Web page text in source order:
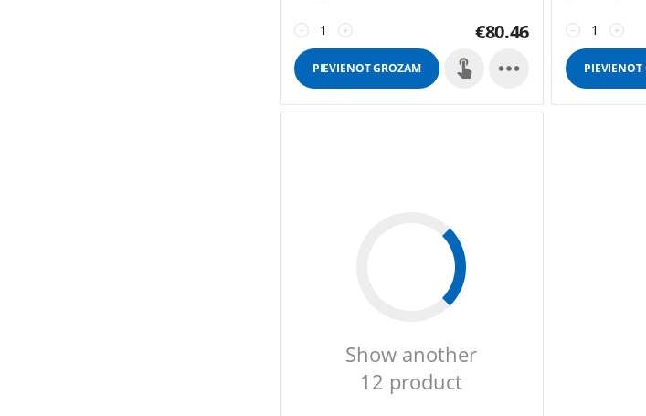
+
− €80.46
PIEVIENOT GROZAM 
+
−
PIEVIENOT
Show another
12 product